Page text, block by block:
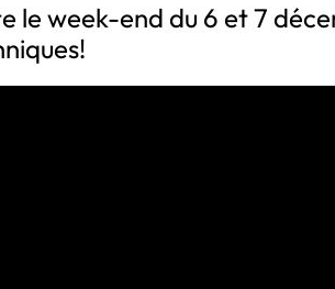
le week-end du 6 et 7